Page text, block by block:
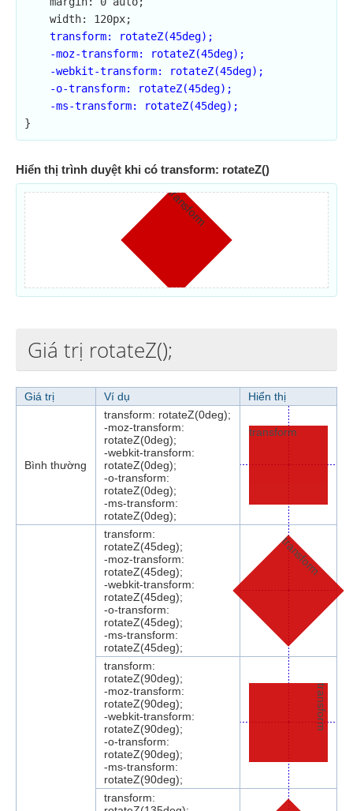
transform: rotateZ(45deg);
    -ms-transform: rotateZ(45deg);
}
Hiển thị trình duyệt khi có transform: rotateZ()
transform
Giá trị rotateZ();
Giá trị Ví dụ Hiển thị
Bình thường
transform: rotateZ(0deg);
-moz-transform:
rotateZ(0deg);
-webkit-transform:
rotateZ(0deg);
-o-transform:
rotateZ(0deg);
-ms-transform:
rotateZ(0deg);
transform
transform:
rotateZ(45deg);
-moz-transform:
rotateZ(45deg);
-webkit-transform:
rotateZ(45deg);
-o-transform:
rotateZ(45deg);
-ms-transform:
rotateZ(45deg);
transform
transform:
rotateZ(90deg);
-moz-transform:
rotateZ(90deg);
-webkit-transform:
rotateZ(90deg);
-o-transform:
rotateZ(90deg);
-ms-transform:
rotateZ(90deg);
transform
transform: